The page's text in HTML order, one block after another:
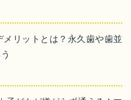
リットとは？永久歯や歯並